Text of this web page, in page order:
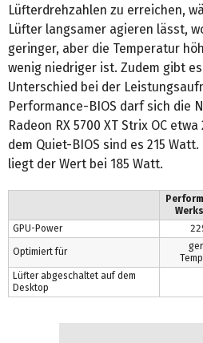
Lüfterdrehzahlen zu erreichen,
Lüfter langsamer agieren lässt,
geringer, aber die Temperatur
wenig niedriger ist. Zudem gibt
Unterschied bei der
Performance-BIOS darf sich die
Radeon RX 5700 XT Strix OC
dem Quiet-BIOS sind es 215
liegt der Wert bei 185 Watt.
GPU-Power
Optimiert für
Lüfter abgeschaltet auf dem
Desktop